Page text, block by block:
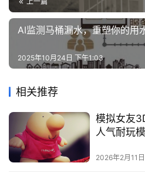
快
多
AI监测马桶漏水，重塑你的用
2025年10月24日 下午1:03
相关推荐
模拟女友
人气耐玩
2026年2月11日